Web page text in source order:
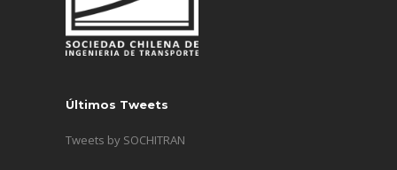
Últimos Tweets
Tweets by SOCHITRAN